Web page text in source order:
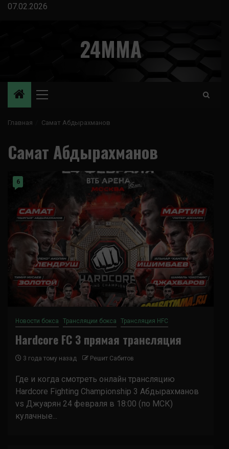
Перейти
07.02.2026
24MMA
Основное
Главная Самат Абдырахманов
Самат Абдырахманов
6
Новости бокса Трансляции бокса Трансляция HFC
Hardcore FC 3 прямая трансляция
3 года тому назад Решит Сабитов
Где и когда смотреть онлайн трансляцию
Hardcore Fighting Championship 3 Абдырахманов
vs Джуарян 24 февраля в 18:00 (по МСК)
кулачные...